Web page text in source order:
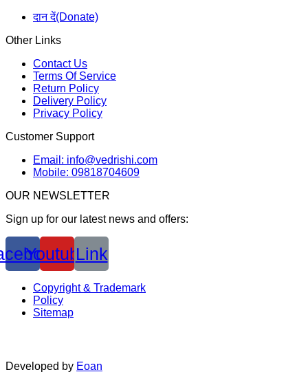
दान दें(Donate)
Other Links
Contact Us
Terms Of Service
Return Policy
Delivery Policy
Privacy Policy
Customer Support
Email: info@vedrishi.com
Mobile: 09818704609
OUR NEWSLETTER
Sign up for our latest news and offers:
YoutubeLink
Copyright & Trademark
Policy
Sitemap
Developed by Eoan